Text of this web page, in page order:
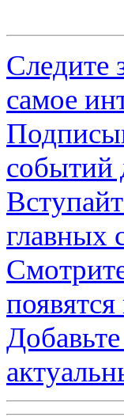
Следите
самое
событий
главных
появятся